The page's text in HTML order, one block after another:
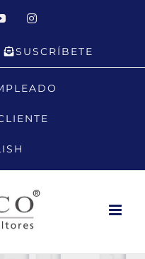
YouTubeInstagram
SUSCRÍBETE